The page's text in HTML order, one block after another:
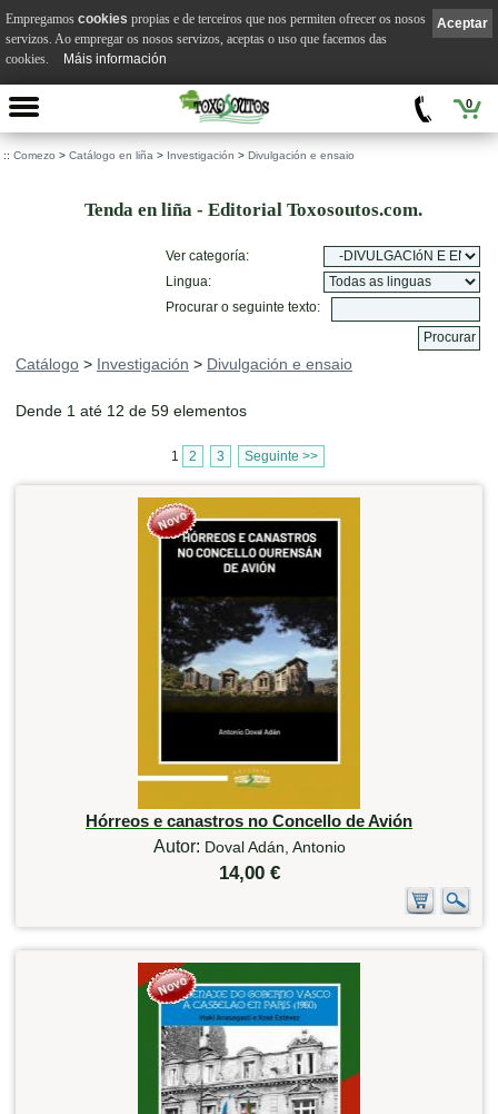
0
:: Comezo > Catálogo en liña > Investigación > Divulgación e ensaio
Tenda en liña - Editorial Toxosoutos.com.
Ver categoría:
Lingua:
Procurar o seguinte texto:
Catálogo > Investigación > Divulgación e ensaio
Dende 1 até 12 de 59 elementos
1 2 3 Seguinte >>
Hórreos e canastros no Concello de Avión
Autor: Doval Adán, Antonio
14,00 €
Aceptar
Empregamos cookies propias e de terceiros que nos permiten ofrecer os nosos
servizos. Ao empregar os nosos servizos, aceptas o uso que facemos das
cookies.
Máis información